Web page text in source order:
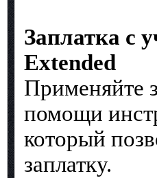
Заплатка с
Extended
Применяйте
помощи
который
заплатку.